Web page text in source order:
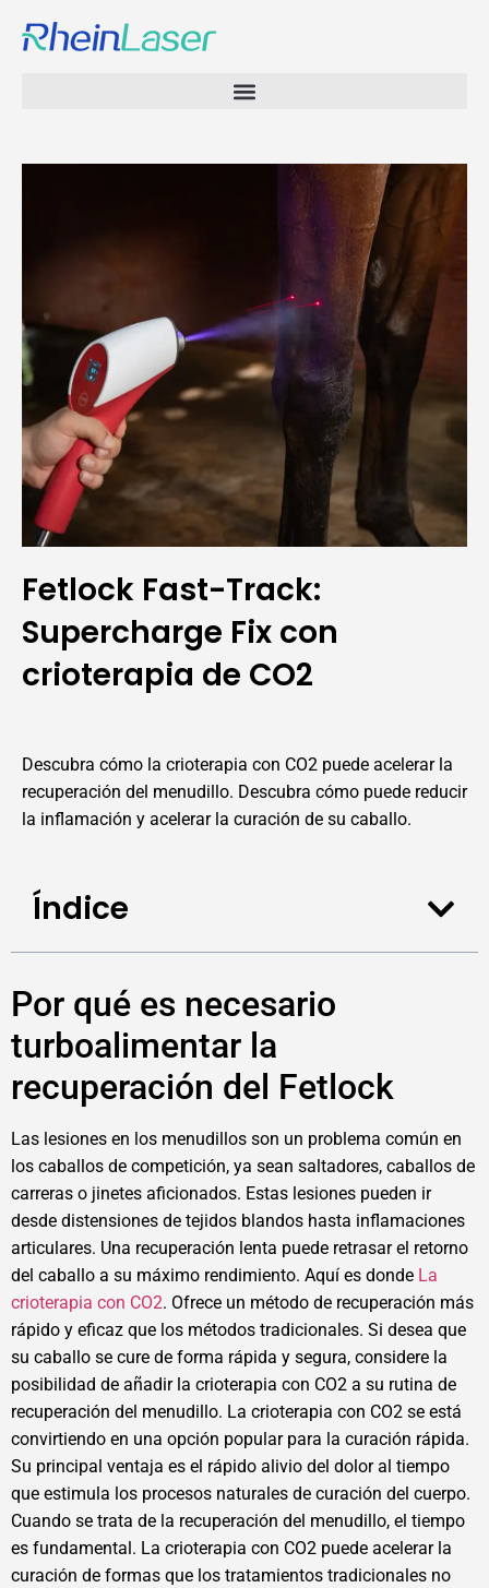
Fetlock Fast-Track:
Supercharge Fix con
crioterapia de CO2
Descubra cómo la crioterapia con CO2 puede acelerar la
recuperación del menudillo. Descubra cómo puede reducir
la inflamación y acelerar la curación de su caballo.
Índice
Por qué es necesario
turboalimentar la
recuperación del Fetlock
Las lesiones en los menudillos son un problema común en
los caballos de competición, ya sean saltadores, caballos de
carreras o jinetes aficionados. Estas lesiones pueden ir
desde distensiones de tejidos blandos hasta inflamaciones
articulares. Una recuperación lenta puede retrasar el retorno
del caballo a su máximo rendimiento. Aquí es donde La
crioterapia con CO2. Ofrece un método de recuperación más
rápido y eficaz que los métodos tradicionales. Si desea que
su caballo se cure de forma rápida y segura, considere la
posibilidad de añadir la crioterapia con CO2 a su rutina de
recuperación del menudillo. La crioterapia con CO2 se está
convirtiendo en una opción popular para la curación rápida.
Su principal ventaja es el rápido alivio del dolor al tiempo
que estimula los procesos naturales de curación del cuerpo.
Cuando se trata de la recuperación del menudillo, el tiempo
es fundamental. La crioterapia con CO2 puede acelerar la
curación de formas que los tratamientos tradicionales no